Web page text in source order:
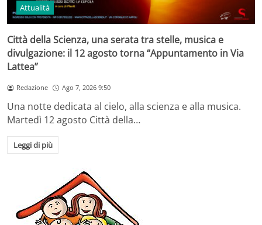
Attualità
Città della Scienza, una serata tra stelle, musica e
divulgazione: il 12 agosto torna “Appuntamento in Via
Lattea”
Redazione Ago 7, 2026 9:50
Una notte dedicata al cielo, alla scienza e alla musica.
Martedì 12 agosto Città della…
Leggi di più